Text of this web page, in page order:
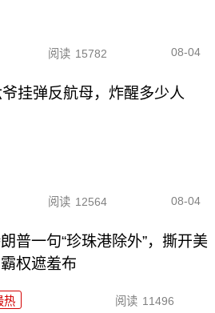
阅读 15782 08-04
爷挂弹反航母，炸醒多少人
阅读 12564 08-04
普一句“珍珠港除外”，撕开美
霸权遮羞布
热 阅读 11496